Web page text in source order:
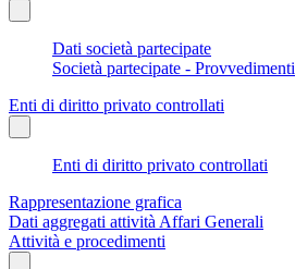
Dati società partecipate
Società partecipate - Provvedimenti
Enti di diritto privato controllati
Enti di diritto privato controllati
Rappresentazione grafica
Dati aggregati attività Affari Generali
Attività e procedimenti